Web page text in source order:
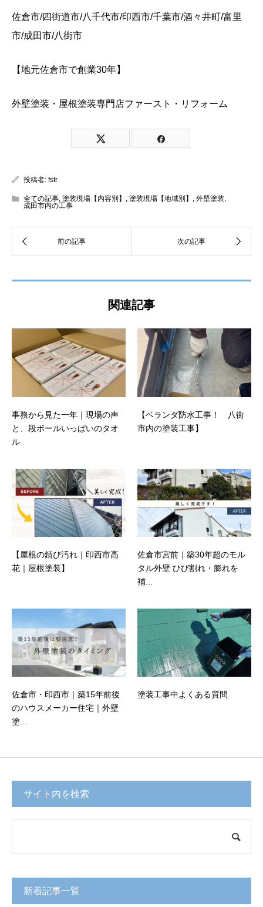
佐倉市/四街道市/八千代市/印西市/千葉市/酒々井町/富里
市/成田市/八街市
【地元佐倉市で創業30年】
外壁塗装・屋根塗装専門店ファースト・リフォーム
投稿者: fstr
全ての記事, 塗装現場【内容別】 , 塗装現場【地域別】 , 外壁塗装,
成田市内の工事
関連記事
事務から見た一年｜現場の声
と、段ボールいっぱいのタオ
ル
【ベランダ防水工事！ 八街
市内の塗装工事】
【屋根の錆び汚れ｜印西市高
花｜屋根塗装】
佐倉市宮前｜築30年超のモル
タル外壁 ひび割れ・膨れを
補...
佐倉市・印西市｜築15年前後
のハウスメーカー住宅｜外壁
塗...
塗装工事中よくある質問
サイト内を検索
新着記事一覧